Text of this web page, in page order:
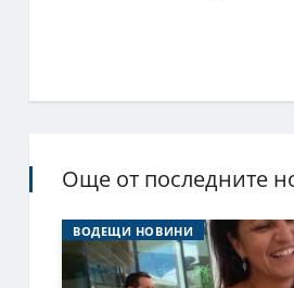
Още от последните
ВОДЕЩИ НОВИНИ